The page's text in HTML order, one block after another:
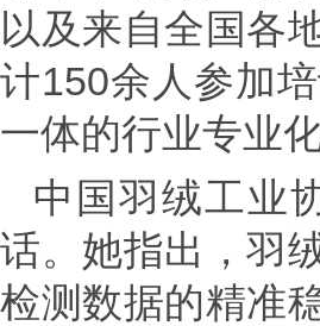
以及来自全国各
计150余人参加
一体的行业专业
中国羽绒工业
话。她指出，羽
检测数据的精准